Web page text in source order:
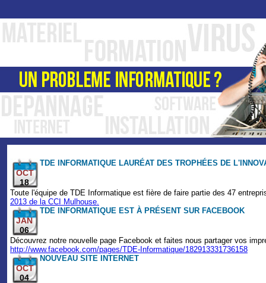
OCT
18
TDE INFORMATIQUE LAURÉAT DES TROPHÉES DE
Toute l'équipe de TDE Informatique est fière de faire partie des 47
2013 de la CCI Mulhouse.
JAN
06
TDE INFORMATIQUE EST À PRÉSENT SUR FACEBOOK
Découvrez notre nouvelle page Facebook et faites nous partager vos
http://www.facebook.com/pages/TDE-Informatique/182913331736158
OCT
04
NOUVEAU SITE INTERNET